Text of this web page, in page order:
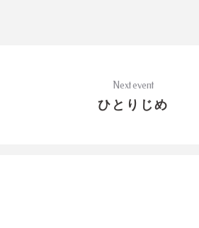
Next event
ひとりじめ